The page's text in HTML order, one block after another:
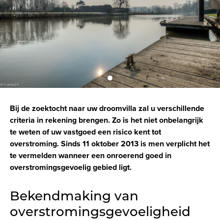
Bij de zoektocht naar uw droomvilla zal u verschillende
criteria in rekening brengen. Zo is het niet onbelangrijk
te weten of uw vastgoed een risico kent tot
overstroming. Sinds 11 oktober 2013 is men verplicht het
te vermelden wanneer een onroerend goed in
overstromingsgevoelig gebied ligt.
Bekendmaking van
overstromingsgevoeligheid